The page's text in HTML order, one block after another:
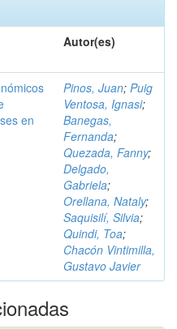
Autor(es)
en
Pinos, Juan; Puig
Ventosa, Ignasi;
Banegas,
Fernanda;
Quezada, Fanny;
Delgado,
Gabriela;
Orellana, Nataly;
Saquisilí, Silvia;
Quindi, Toa;
Chacón Vintimilla,
Gustavo Javier